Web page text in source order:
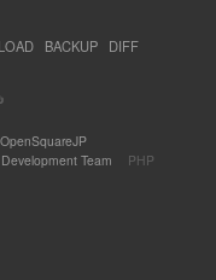
BACKUP
DIFF
OpenSquareJP
Team PHP